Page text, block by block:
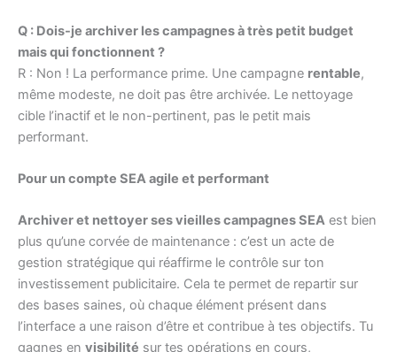
Q : Dois-je archiver les campagnes à très petit budget
mais qui fonctionnent ?
R : Non ! La performance prime. Une campagne rentable,
même modeste, ne doit pas être archivée. Le nettoyage
cible l’inactif et le non-pertinent, pas le petit mais
performant.
Pour un compte SEA agile et performant
Archiver et nettoyer ses vieilles campagnes SEA est bien
plus qu’une corvée de maintenance : c’est un acte de
gestion stratégique qui réaffirme le contrôle sur ton
investissement publicitaire. Cela te permet de repartir sur
des bases saines, où chaque élément présent dans
l’interface a une raison d’être et contribue à tes objectifs. Tu
gagnes en visibilité sur tes opérations en cours,